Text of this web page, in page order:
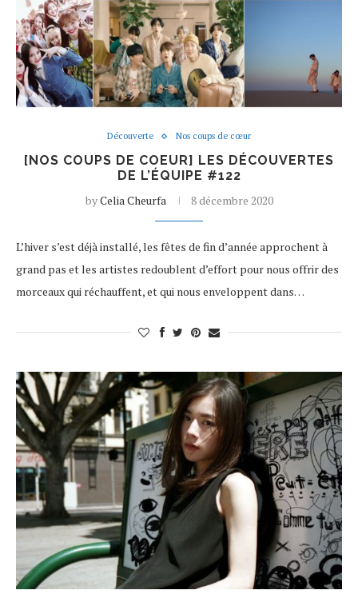
Découverte Nos coups de cœur
[NOS COUPS DE COEUR] LES DÉCOUVERTES
DE L’ÉQUIPE #122
byCelia Cheurfa 8 décembre 2020
L’hiver s’est déjà installé, les fêtes de fin d’année approchent à
grand pas et les artistes redoublent d’effort pour nous offrir des
morceaux qui réchauffent, et qui nous enveloppent dans…